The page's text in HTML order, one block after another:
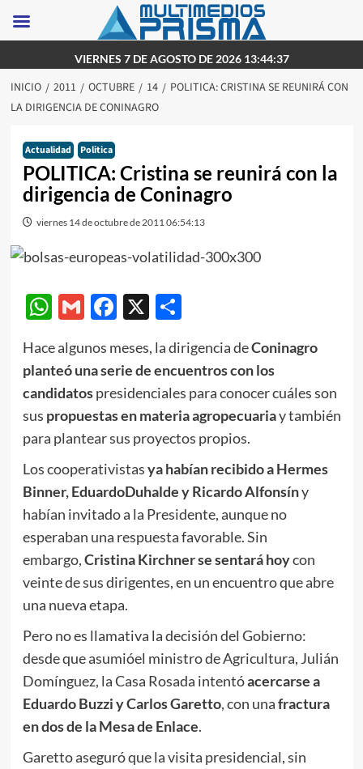
al
contenido
VIERNES 7 DE AGOSTO DE 2026 13:44:37
INICIO 2011 OCTUBRE 14
POLITICA: CRISTINA SE REUNIRÁ CON
LA DIRIGENCIA DE CONINAGRO
Actualidad Politica
POLITICA: Cristina se reunirá con la
dirigencia de Coninagro
viernes 14 de octubre de 2011 06:54:13
WhatsApp
GmailFacebook
X Compartir
Hace algunos meses, la dirigencia deConinagro
planteó una serie de encuentros con los
candidatospresidenciales para conocer cuáles son
sus propuestas en materia agropecuariay también
para plantear sus proyectos propios.
Los cooperativistasya habían recibido a Hermes
Binner, EduardoDuhalde y Ricardo Alfonsíny
habían invitado a la Presidente, aunque no
esperaban una respuesta favorable. Sin
embargo,Cristina Kirchner se sentará hoycon
veinte de sus dirigentes, en un encuentro que abre
una nueva etapa.
Pero no es llamativa la decisión del Gobierno:
desde que asumióel ministro de Agricultura, Julián
Domínguez, la Casa Rosada intentóacercarse a
Eduardo Buzzi y Carlos Garetto, con unafractura
en dos de la Mesa de Enlace.
Garetto aseguró que la visita presidencial, sin